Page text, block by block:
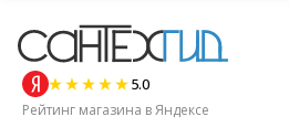
5.0
Рейтинг магазина в Яндексе